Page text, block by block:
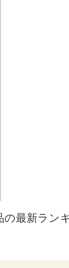
最新ラン